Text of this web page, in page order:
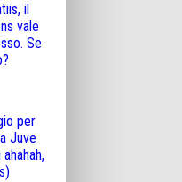
il
vale
Se
per
Juve